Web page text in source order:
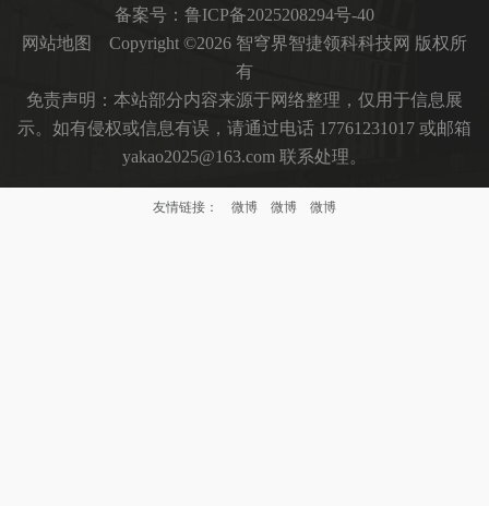
备案号： 鲁ICP备2025208294号-40
网站地图
Copyright ©2026 智穹界智捷领科科技网 版权所
有
免责声明：本站部分内容来源于网络整理，仅用于信息展
示。如有侵权或信息有误，请通过电话 17761231017 或邮箱
yakao2025@163.com 联系处理。
友情链接： 微博 微博 微博